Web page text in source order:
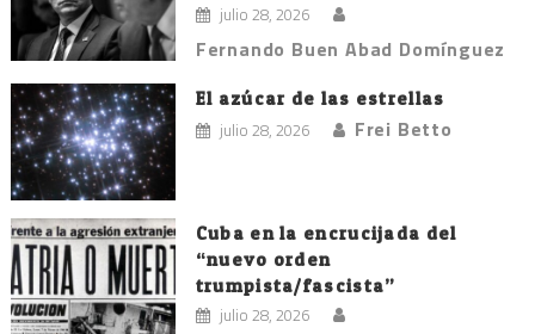
julio 28, 2026
Fernando Buen Abad Domínguez
El azúcar de las estrellas
julio 28, 2026 Frei Betto
Cuba en la encrucijada del
“nuevo orden
trumpista/fascista”
julio 28, 2026